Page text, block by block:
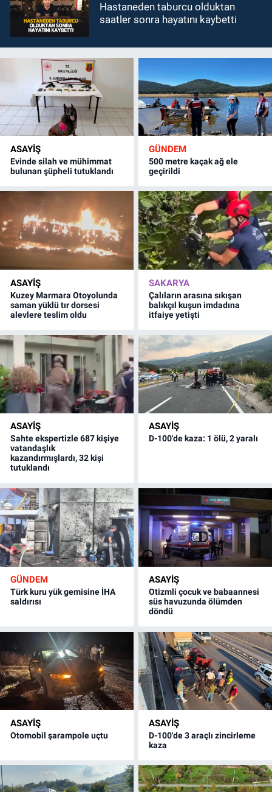
Hastaneden taburcu olduktan
saatler sonra hayatını kaybetti
ASAYİŞ
Evinde silah ve mühimmat
bulunan şüpheli tutuklandı
GÜNDEM
500 metre kaçak ağ ele
geçirildi
ASAYİŞ
Kuzey Marmara Otoyolunda
saman yüklü tır dorsesi
alevlere teslim oldu
SAKARYA
Çalıların arasına sıkışan
balıkçıl kuşun imdadına
itfaiye yetişti
ASAYİŞ
Sahte ekspertizle 687 kişiye
vatandaşlık
kazandırmışlardı, 32 kişi
tutuklandı
ASAYİŞ
D-100'de kaza: 1 ölü, 2 yaralı
GÜNDEM
Türk kuru yük gemisine İHA
saldırısı
ASAYİŞ
Otizmli çocuk ve babaannesi
süs havuzunda ölümden
döndü
ASAYİŞ
Otomobil şarampole uçtu
ASAYİŞ
D-100'de 3 araçlı zincirleme
kaza